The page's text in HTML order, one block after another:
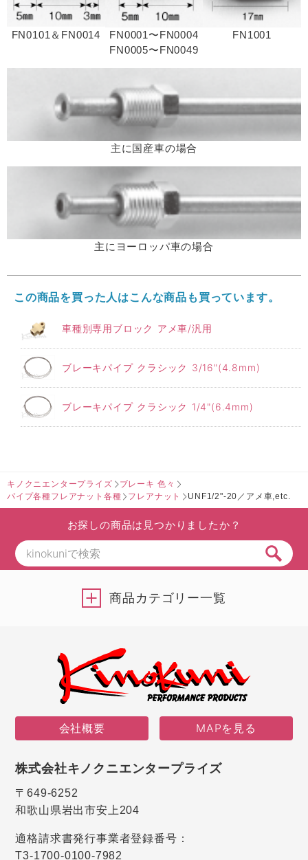
FN0101＆FN0014
FN0001〜FN0004
FN0005〜FN0049
FN1001
主に国産車の場合
主にヨーロッパ車の場合
この商品を買った人はこんな商品も買っています。
車種別専用ブロック アメ車/汎用
ブレーキパイプ クラシック 3/16"(4.8mm)
ブレーキパイプ クラシック 1/4"(6.4mm)
キノクニエンタープライズ
ブレーキ 色々
パイプ各種フレアナット各種
フレアナット UNF1/2"-20／アメ車,etc.
お探しの商品は見つかりましたか？
商品カテゴリー一覧
会社概要 MAPを見る
株式会社キノクニエンタープライズ
〒649-6252
和歌山県岩出市安上204
適格請求書発行事業者登録番号：
T3-1700-0100-7982